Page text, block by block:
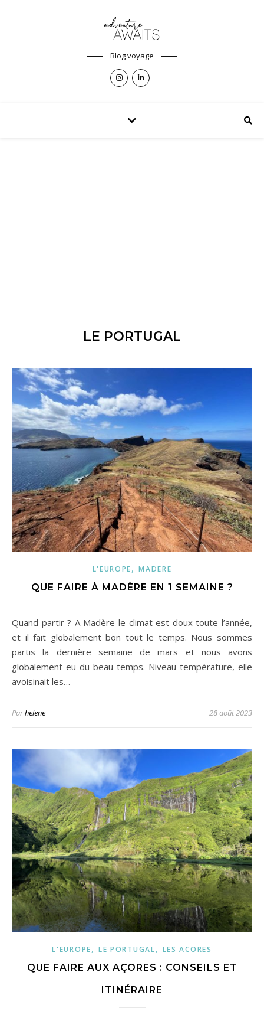
Blog voyage
LE PORTUGAL
L'EUROPE,MADERE
QUE FAIRE À MADÈRE EN 1 SEMAINE ?
Quand partir ? A Madère le climat est doux toute l’année,
et il fait globalement bon tout le temps. Nous sommes
partis la dernière semaine de mars et nous avons
globalement eu du beau temps. Niveau température, elle
avoisinait les…
Parhelene 28 août 2023
L'EUROPE, LE PORTUGAL, LES ACORES
QUE FAIRE AUX AÇORES : CONSEILS ET
ITINÉRAIRE